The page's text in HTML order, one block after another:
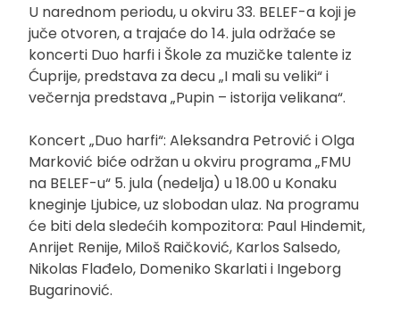
U narednom periodu, u okviru 33. BELEF-a koji je
juče otvoren, a trajaće do 14. jula održaće se
koncerti Duo harfi i Škole za muzičke talente iz
Ćuprije, predstava za decu „I mali su veliki“ i
večernja predstava „Pupin – istorija velikana“.
Koncert „Duo harfi“: Aleksandra Petrović i Olga
Marković biće održan u okviru programa „FMU
na BELEF-u“ 5. jula (nedelja) u 18.00 u Konaku
kneginje Ljubice, uz slobodan ulaz. Na programu
će biti dela sledećih kompozitora: Paul Hindemit,
Anrijet Renije, Miloš Raičković, Karlos Salsedo,
Nikolas Flađelo, Domeniko Skarlati i Ingeborg
Bugarinović.